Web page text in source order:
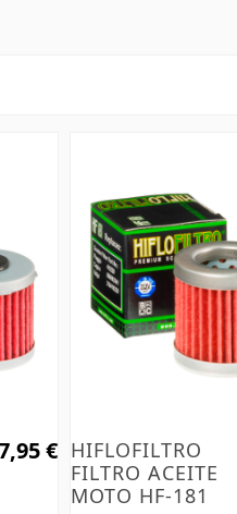
€ HIFLOFILTRO
FILTRO ACEITE
MOTO HF-181